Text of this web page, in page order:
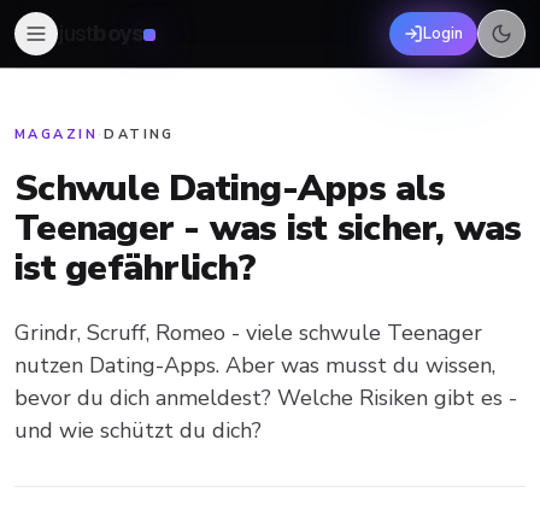
boys Login
MAGAZIN ·DATING
Schwule Dating-Apps als
Teenager - was ist sicher, was
ist gefährlich?
Grindr, Scruff, Romeo - viele schwule Teenager
nutzen Dating-Apps. Aber was musst du wissen,
bevor du dich anmeldest? Welche Risiken gibt es -
und wie schützt du dich?